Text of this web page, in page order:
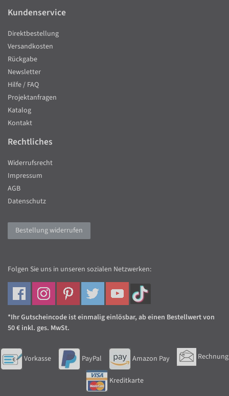
Kundenservice
Direktbestellung
Versandkosten
Rückgabe
Newsletter
Hilfe / FAQ
Projektanfragen
Katalog
Kontakt
Rechtliches
Widerrufsrecht
Impressum
AGB
Datenschutz
Bestellung widerrufen
Folgen Sie uns in unseren sozialen Netzwerken:
*Ihr Gutscheincode ist einmalig einlösbar, ab einen Bestellwert von
50 € inkl. ges. MwSt.
Vorkasse PayPal Amazon Pay Rechnung
Kreditkarte